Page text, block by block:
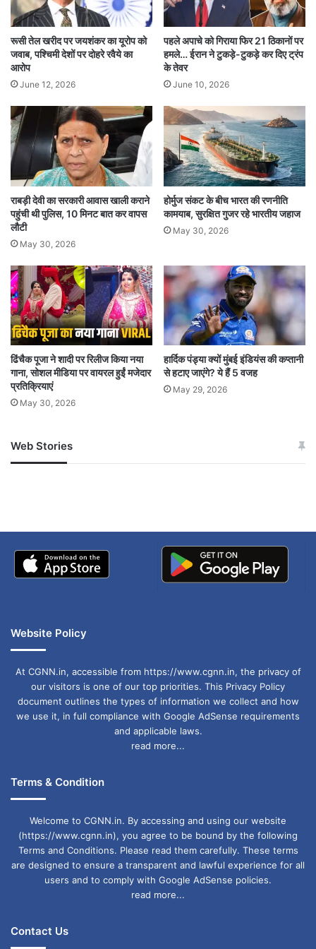
रजनीकांत ने कहा कि वह इसलिए सामने आए क्योंकि
लगातार अफवाहें फैलाई जा रही थीं। उन्होंने कहा कि अगर
वह चुप रहते तो लोग इन अफवाहों को सच मान लेते।
शपथ ग्रहण समारोह में शामिल न होने के सवाल पर
रजनीकांत ने कहा कि वह पहले भी किसी मुख्यमंत्री के शपथ
ग्रहण समारोह में शामिल नहीं हुए हैं, इसलिए इसमें कोई नई
बात नहीं है।
इस दौरान उन्होंने विजय की फिल्म ‘जननायकन’ के
ऑनलाइन लीक होने की भी निंदा की और दोषियों के खिलाफ
सख्त कार्रवाई की मांग की।
देश रंजनीकांत विजय सीएम
रूसी तेल खरीद पर जयशंकर का यूरोप को
जवाब, पश्चिमी देशों पर दोहरे रवैये का
आरोप
June 12, 2026
पहले अपाचे को गिराया फिर 21 ठिकानों पर
हमले… ईरान ने टुकड़े-टुकड़े कर दिए ट्रंप
के तेवर
June 10, 2026
राबड़ी देवी का सरकारी आवास खाली कराने
पहुंची थी पुलिस, 10 मिनट बात कर वापस
लौटी
May 30, 2026
होर्मुज संकट के बीच भारत की रणनीति
कामयाब, सुरक्षित गुजर रहे भारतीय जहाज
May 30, 2026
ढिंचैक पूजा ने शादी पर रिलीज किया नया
गाना, सोशल मीडिया पर वायरल हुईं मजेदार
प्रतिक्रियाएं
May 30, 2026
हार्दिक पंड्या क्यों मुंबई इंडियंस की कप्तानी
से हटाए जाएंगे? ये हैं 5 वजह
May 29, 2026
Web Stories
जम्मू-कश्मीर में बारिश से
अपडेट
खाई में धक्का… आरोपियों ने
Website Policy
At CGNN.in, accessible from https://www.cgnn.in, the privacy of
our visitors is one of our top priorities. This Privacy Policy
document outlines the types of information we collect and how
we use it, in full compliance with Google AdSense requirements
and applicable laws.
read more...
Terms & Condition
Welcome to CGNN.in. By accessing and using our website
(https://www.cgnn.in), you agree to be bound by the following
Terms and Conditions. Please read them carefully. These terms
are designed to ensure a transparent and lawful experience for all
users and to comply with Google AdSense policies.
read more...
Contact Us